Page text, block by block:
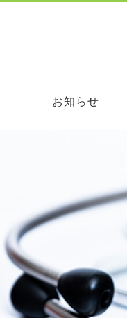
お知らせ